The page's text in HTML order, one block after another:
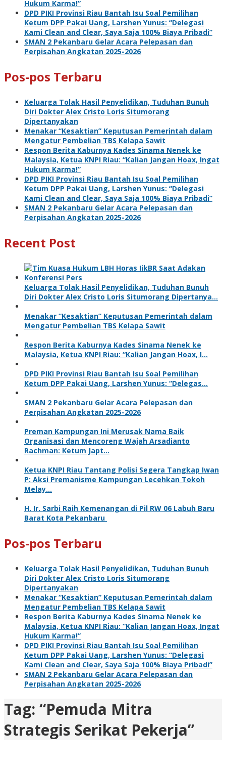
Hukum Karma!”
DPD PIKI Provinsi Riau Bantah Isu Soal Pemilihan
Ketum DPP Pakai Uang, Larshen Yunus: “Delegasi
Kami Clean and Clear, Saya Saja 100% Biaya Pribadi”
SMAN 2 Pekanbaru Gelar Acara Pelepasan dan
Perpisahan Angkatan 2025-2026
Pos-pos Terbaru
Keluarga Tolak Hasil Penyelidikan, Tuduhan Bunuh
Diri Dokter Alex Cristo Loris Situmorang
Dipertanyakan
Menakar “Kesaktian” Keputusan Pemerintah dalam
Mengatur Pembelian TBS Kelapa Sawit
Respon Berita Kaburnya Kades Sinama Nenek ke
Malaysia, Ketua KNPI Riau: “Kalian Jangan Hoax, Ingat
Hukum Karma!”
DPD PIKI Provinsi Riau Bantah Isu Soal Pemilihan
Ketum DPP Pakai Uang, Larshen Yunus: “Delegasi
Kami Clean and Clear, Saya Saja 100% Biaya Pribadi”
SMAN 2 Pekanbaru Gelar Acara Pelepasan dan
Perpisahan Angkatan 2025-2026
Recent Post
Keluarga Tolak Hasil Penyelidikan, Tuduhan Bunuh
Diri Dokter Alex Cristo Loris Situmorang Dipertanya…
Menakar “Kesaktian” Keputusan Pemerintah dalam
Mengatur Pembelian TBS Kelapa Sawit
Respon Berita Kaburnya Kades Sinama Nenek ke
Malaysia, Ketua KNPI Riau: “Kalian Jangan Hoax, I…
DPD PIKI Provinsi Riau Bantah Isu Soal Pemilihan
Ketum DPP Pakai Uang, Larshen Yunus: “Delegas…
SMAN 2 Pekanbaru Gelar Acara Pelepasan dan
Perpisahan Angkatan 2025-2026
Preman Kampungan Ini Merusak Nama Baik
Organisasi dan Mencoreng Wajah Arsadianto
Rachman: Ketum Japt…
Ketua KNPI Riau Tantang Polisi Segera Tangkap Iwan
P: Aksi Premanisme Kampungan Lecehkan Tokoh
Melay…
H. Ir. Sarbi Raih Kemenangan di Pil RW 06 Labuh Baru
Barat Kota Pekanbaru
Pos-pos Terbaru
Keluarga Tolak Hasil Penyelidikan, Tuduhan Bunuh
Diri Dokter Alex Cristo Loris Situmorang
Dipertanyakan
Menakar “Kesaktian” Keputusan Pemerintah dalam
Mengatur Pembelian TBS Kelapa Sawit
Respon Berita Kaburnya Kades Sinama Nenek ke
Malaysia, Ketua KNPI Riau: “Kalian Jangan Hoax, Ingat
Hukum Karma!”
DPD PIKI Provinsi Riau Bantah Isu Soal Pemilihan
Ketum DPP Pakai Uang, Larshen Yunus: “Delegasi
Kami Clean and Clear, Saya Saja 100% Biaya Pribadi”
SMAN 2 Pekanbaru Gelar Acara Pelepasan dan
Perpisahan Angkatan 2025-2026
Tag: “Pemuda Mitra
Strategis Serikat Pekerja”